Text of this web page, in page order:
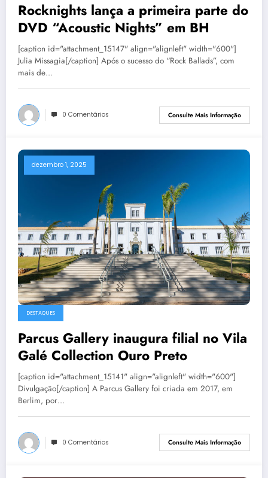
Rocknights lança a primeira parte do
DVD “Acoustic Nights” em BH
[caption id="attachment_15147" align="alignleft" width="600"]
Julia Missagia[/caption] Após o sucesso do “Rock Ballads”, com
mais de…
0 Comentários Consulte Mais Informação
dezembro 1, 2025
DESTAQUES
Parcus Gallery inaugura filial no Vila
Galé Collection Ouro Preto
[caption id="attachment_15141" align="alignleft" width="600"]
Divulgação[/caption] A Parcus Gallery foi criada em 2017, em
Berlim, por…
0 Comentários Consulte Mais Informação